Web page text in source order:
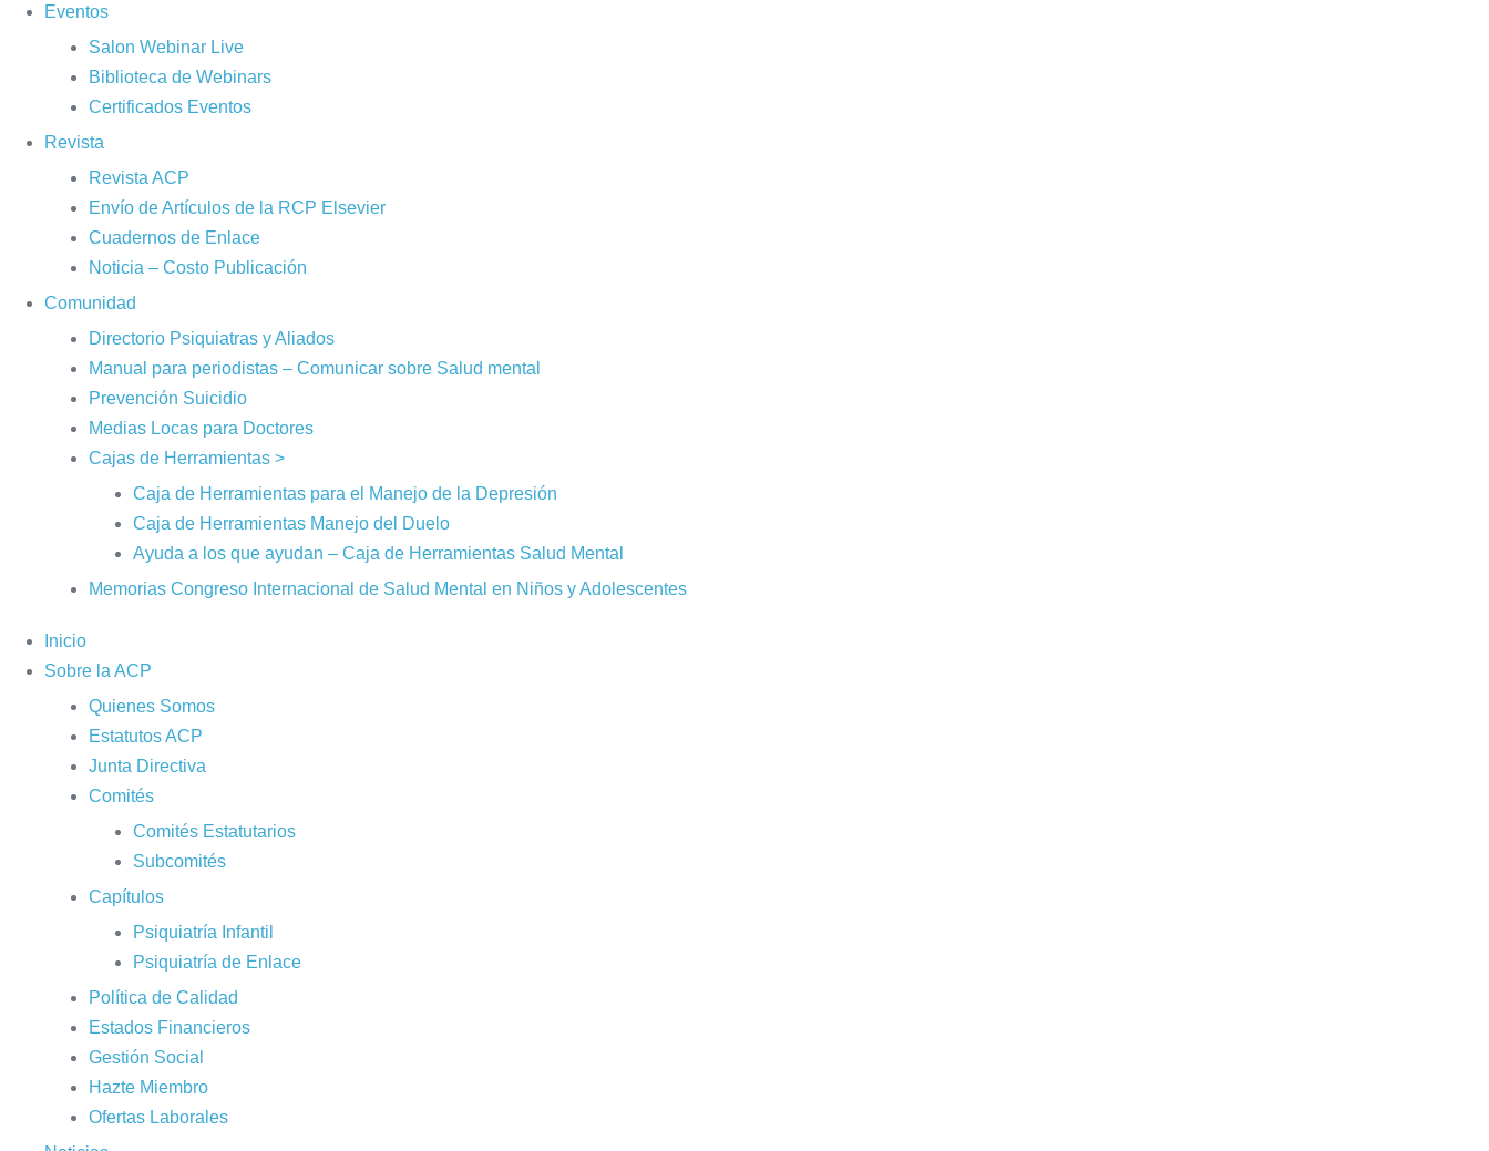
Eventos
Salon Webinar Live
Biblioteca de Webinars
Certificados Eventos
Revista
Revista ACP
Envío de Artículos de la RCP Elsevier
Cuadernos de Enlace
Noticia – Costo Publicación
Comunidad
Directorio Psiquiatras y Aliados
Manual para periodistas – Comunicar sobre Salud mental
Prevención Suicidio
Medias Locas para Doctores
Cajas de Herramientas >
Caja de Herramientas para el Manejo de la Depresión
Caja de Herramientas Manejo del Duelo
Ayuda a los que ayudan – Caja de Herramientas Salud Mental
Memorias Congreso Internacional de Salud Mental en Niños y Adolescentes
Inicio
Sobre la ACP
Quienes Somos
Estatutos ACP
Junta Directiva
Comités
Comités Estatutarios
Subcomités
Capítulos
Psiquiatría Infantil
Psiquiatría de Enlace
Política de Calidad
Estados Financieros
Gestión Social
Hazte Miembro
Ofertas Laborales